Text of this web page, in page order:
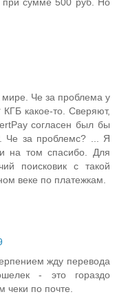
мире. Че за проблема у
КГБ какое-то. Сверяют,
согласен был бы
Че за проблемс? ... Я
на том спасибо. Для
поисковик с такой
веке по платежкам.
жду перевода
- это гораздо
по почте.